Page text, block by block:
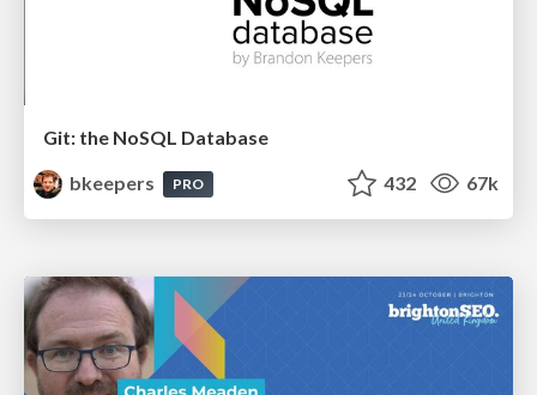
Git: the NoSQL Database
bkeepers
PRO 432 67k